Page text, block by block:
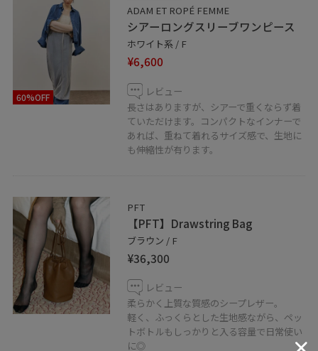
60%OFF
ADAM ET ROPÉ FEMME
シアーロングスリーブワンピース
ホワイト系 / F
¥6,600
レビュー
長さはありますが、シアーで重くならず着
ていただけます。コンパクトなインナーで
あれば、重ねて着れるサイズ感で、生地に
も伸縮性が有ります。
PFT
【PFT】Drawstring Bag
ブラウン / F
¥36,300
レビュー
柔らかく上質な質感のシープレザー。
軽く、ふっくらとした生地感ながら、ペッ
トボトルもしっかりと入る容量で日常使い
に◎